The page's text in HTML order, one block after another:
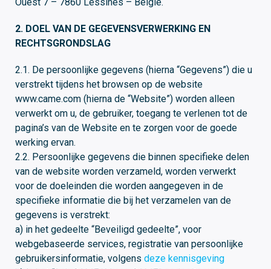
2. DOEL VAN DE GEGEVENSVERWERKING EN
RECHTSGRONDSLAG
2.1. De persoonlijke gegevens (hierna “Gegevens”) die u
verstrekt tijdens het browsen op de website
www.came.com (hierna de “Website”) worden alleen
verwerkt om u, de gebruiker, toegang te verlenen tot de
pagina’s van de Website en te zorgen voor de goede
werking ervan.
2.2. Persoonlijke gegevens die binnen specifieke delen
van de website worden verzameld, worden verwerkt
voor de doeleinden die worden aangegeven in de
specifieke informatie die bij het verzamelen van de
gegevens is verstrekt:
a) in het gedeelte “Beveiligd gedeelte”, voor
webgebaseerde services, registratie van persoonlijke
gebruikersinformatie, volgens deze kennisgeving